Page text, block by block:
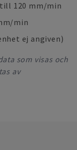
120 mm/min
min
ej angiven)
som visas och
av